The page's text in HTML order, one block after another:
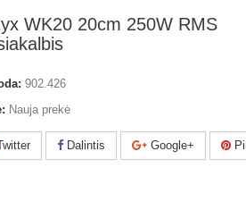
WK20 20cm 250W RMS
902.426
Nauja prekė
Dalintis Google+